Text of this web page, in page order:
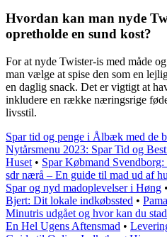
Hvordan kan man nyde
opretholde en sund kost?
For at nyde Twister-is med måde
man vælge at spise den som en
en daglig snack. Det er vigtigt at
inkludere en række næringsrige
livsstil.
Spar tid og penge i Ålbæk med de
Nytårsmenu 2023: Spar Tid og
Huset • Spar Købmand
sdr nærå – En guide til mad ud af
Spar og nyd madoplevelser i Høng •
Bjert: Dit lokale indkøbssted •
Minutris udgået og hvor kan du
En Hel Ugens Aftensmad •